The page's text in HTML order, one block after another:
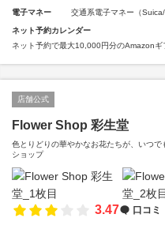
電子マネー 交通系電子マネー（
ネット予約カレンダー
ネット予約で最大10,000円分のAmazonギ
店舗公式
Flower Shop 彩生堂
色とりどりの華やかなお花たちが、いつ
ショップ
3.47 口コミ